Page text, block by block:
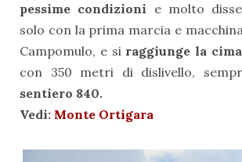
pessime condizioni e molto
solo con la prima marcia e
Campomulo, e si raggiunge la
con 350 metri di dislivello,
sentiero 840.
Vedi: Monte Ortigara